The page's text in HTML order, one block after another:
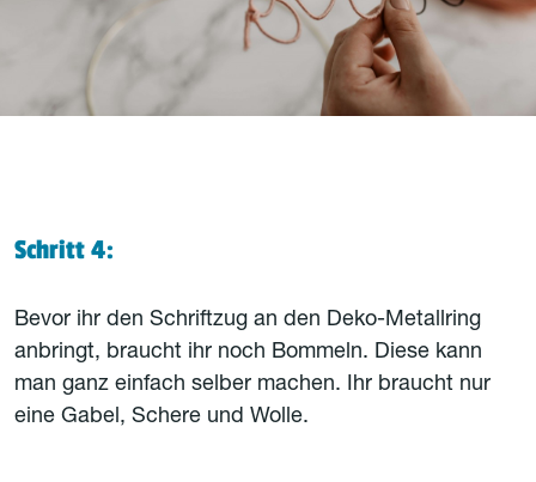
Schritt 4:
Bevor ihr den Schriftzug an den Deko-Metallring
anbringt, braucht ihr noch Bommeln. Diese kann
man ganz einfach selber machen. Ihr braucht nur
eine Gabel, Schere und Wolle.